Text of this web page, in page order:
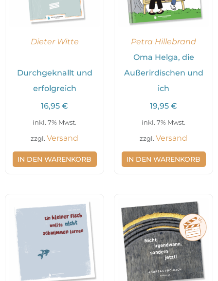
Dieter Witte
Durchgeknallt und
erfolgreich
16,95 €
inkl. 7% Mwst.
zzgl. Versand
IN DEN WARENKORB
Petra Hillebrand
Oma Helga, die
Außerirdischen und
ich
19,95 €
inkl. 7% Mwst.
zzgl. Versand
IN DEN WARENKORB